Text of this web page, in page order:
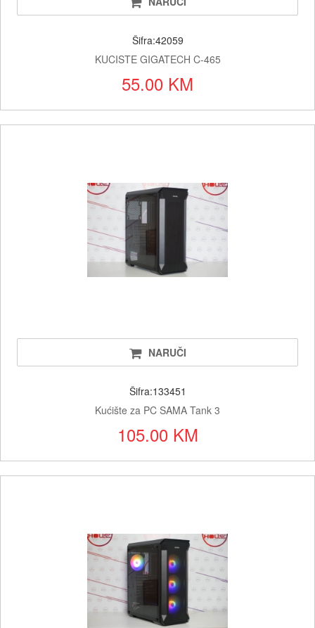
Šifra:42059
KUCISTE GIGATECH C-465
55.00 KM
NARUČI
Šifra:133451
Kućište za PC SAMA Tank 3
105.00 KM